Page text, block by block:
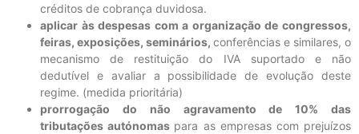
créditos de cobrança duvidosa.
aplicar às despesas com a organização de congressos,
feiras, exposições, seminários, conferências e similares, o
mecanismo de restituição do IVA suportado e não
dedutível e avaliar a possibilidade de evolução deste
regime. (medida prioritária)
prorrogação do não agravamento de 10% das
tributações autónomas para as empresas com prejuízos